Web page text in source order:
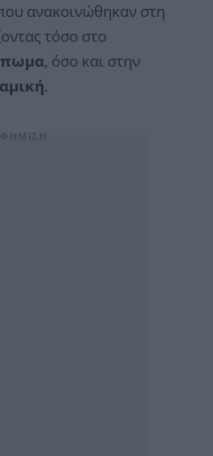
ανακοινώθηκαν στη
τόσο στο
, όσο και στην
.